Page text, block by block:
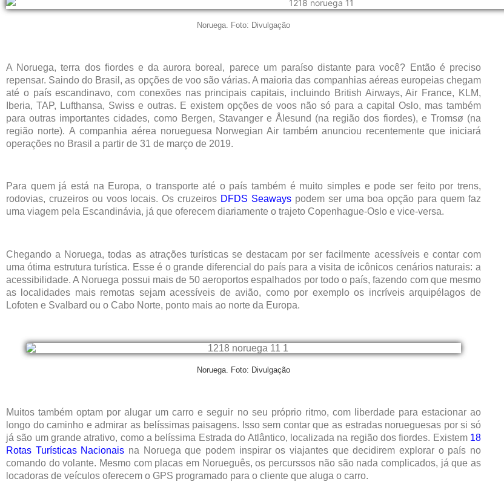
Noruega. Foto: Divulgação
A Noruega, terra dos fiordes e da aurora boreal, parece um paraíso distante para você? Então é preciso
repensar. Saindo do Brasil, as opções de voo são várias. A maioria das companhias aéreas europeias chegam
até o país escandinavo, com conexões nas principais capitais, incluindo British Airways, Air France, KLM,
Iberia, TAP, Lufthansa, Swiss e outras. E existem opções de voos não só para a capital Oslo, mas também
para outras importantes cidades, como Bergen, Stavanger e Ålesund (na região dos fiordes), e Tromsø (na
região norte). A companhia aérea norueguesa Norwegian Air também anunciou recentemente que iniciará
operações no Brasil a partir de 31 de março de 2019.
Para quem já está na Europa, o transporte até o país também é muito simples e pode ser feito por trens,
rodovias, cruzeiros ou voos locais. Os cruzeiros DFDS Seaways podem ser uma boa opção para quem faz
uma viagem pela Escandinávia, já que oferecem diariamente o trajeto Copenhague-Oslo e vice-versa.
Chegando a Noruega, todas as atrações turísticas se destacam por ser facilmente acessíveis e contar com
uma ótima estrutura turística. Esse é o grande diferencial do país para a visita de icônicos cenários naturais: a
acessibilidade. A Noruega possui mais de 50 aeroportos espalhados por todo o país, fazendo com que mesmo
as localidades mais remotas sejam acessíveis de avião, como por exemplo os incríveis arquipélagos de
Lofoten e Svalbard ou o Cabo Norte, ponto mais ao norte da Europa.
Noruega. Foto: Divulgação
Muitos também optam por alugar um carro e seguir no seu próprio ritmo, com liberdade para estacionar ao
longo do caminho e admirar as belíssimas paisagens. Isso sem contar que as estradas norueguesas por si só
já são um grande atrativo, como a belíssima Estrada do Atlântico, localizada na região dos fiordes. Existem 18
Rotas Turísticas Nacionais na Noruega que podem inspirar os viajantes que decidirem explorar o país no
comando do volante. Mesmo com placas em Norueguês, os percurssos não são nada complicados, já que as
locadoras de veículos oferecem o GPS programado para o cliente que aluga o carro.